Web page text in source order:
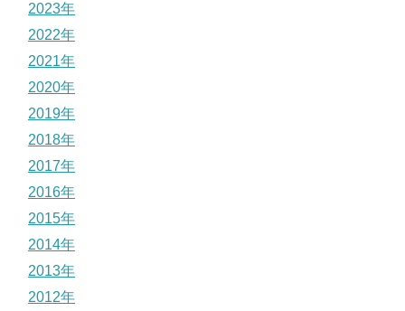
2023年
2022年
2021年
2020年
2019年
2018年
2017年
2016年
2015年
2014年
2013年
2012年